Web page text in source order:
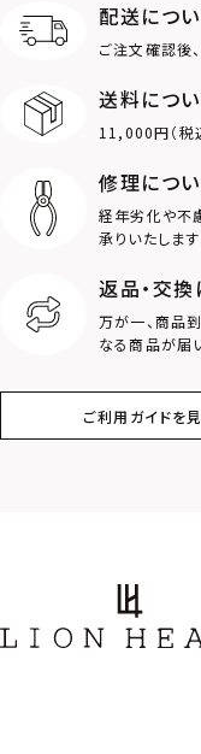
ダブルリング
ロゴ
クラウン
スター
フラワー
配送につ
ご注文確認後
送料につ
11,000円（税
修理につ
経年劣化や不
承りいたします
返品・交
万が一、商品
なる商品が届
ご利用ガイドを